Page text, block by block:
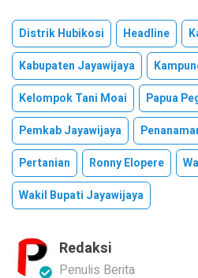
Distrik Hubikosi Headline
Kabupaten Jayawijaya
Kelompok Tani Moai
Papua
Pemkab Jayawijaya
Pertanian
Ronny Elopere
Wakil Bupati Jayawijaya
Redaksi
Penulis Berita